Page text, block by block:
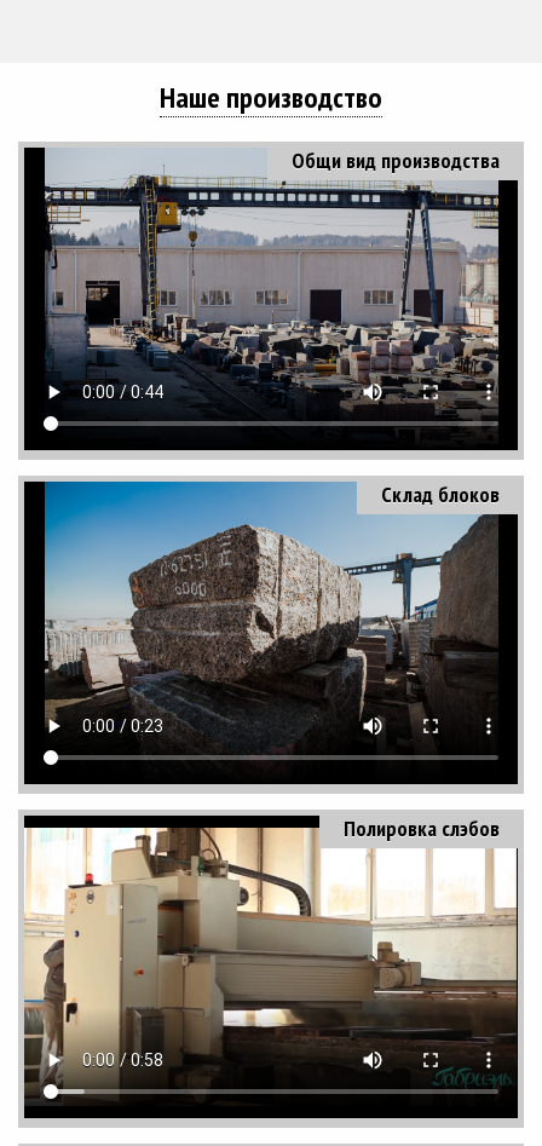
Наше производство
Общи вид производства
Склад блоков
Полировка слэбов